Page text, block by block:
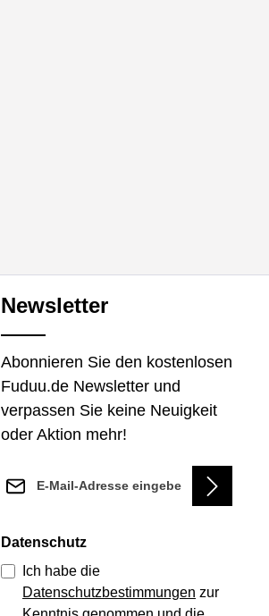
Newsletter
Abonnieren Sie den kostenlosen
Fuduu.de Newsletter und
verpassen Sie keine Neuigkeit
oder Aktion mehr!
Datenschutz
Ich habe die
Datenschutzbestimmungen zur